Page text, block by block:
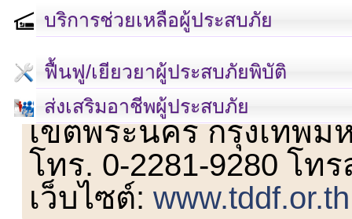
บริการช่วยเหลือผู้ประสบภัย
ฟื้นฟู/เยียวยาผู้ประสบภัยพิบัติ
ส่งเสริมอาชีพผู้ประสบภัย
เลขที่ 23 ชั้น 2 ถนนวิ
เขตพระนคร กรุงเทพม
โทร. 0-2281-9280 โท
เว็บไซต์:www.tddf.or.th